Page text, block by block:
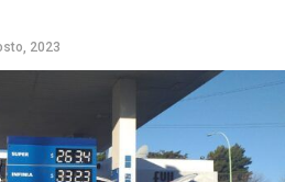
2023